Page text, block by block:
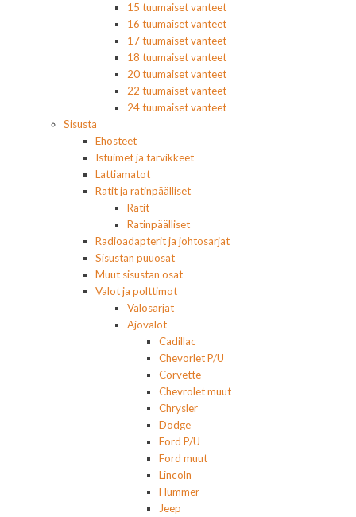
15 tuumaiset vanteet
16 tuumaiset vanteet
17 tuumaiset vanteet
18 tuumaiset vanteet
20 tuumaiset vanteet
22 tuumaiset vanteet
24 tuumaiset vanteet
Sisusta
Ehosteet
Istuimet ja tarvikkeet
Lattiamatot
Ratit ja ratinpäälliset
Ratit
Ratinpäälliset
Radioadapterit ja johtosarjat
Sisustan puuosat
Muut sisustan osat
Valot ja polttimot
Valosarjat
Ajovalot
Cadillac
Chevorlet P/U
Corvette
Chevrolet muut
Chrysler
Dodge
Ford P/U
Ford muut
Lincoln
Hummer
Jeep